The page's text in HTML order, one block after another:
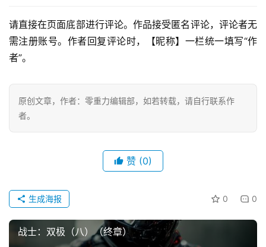
章
科
资
讯
幻
小
库
请直接在页面底部进行评论。作品接受匿名评论，评论者无
需注册账号。作者回复评论时，【昵称】一栏统一填写“作
者”。
原创文章，作者：零重力编辑部，如若转载，请自行联系作
者。
赞 (0)
0 0
生成海报
战士：双极（八）（终章）